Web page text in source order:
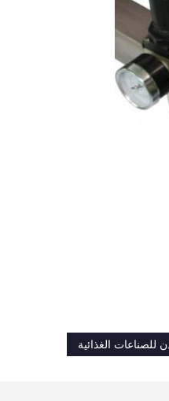
للصناعات الغذائية